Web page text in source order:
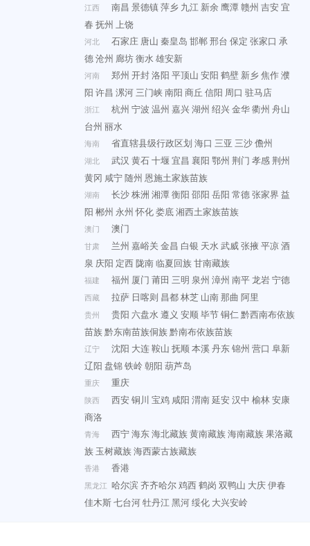
江西 南昌 景德镇萍乡 九江 新余鹰潭赣州 吉安宜
春 抚州 上饶
河北 石家庄 唐山 秦皇岛 邯郸邢台 保定 张家口 承
德沧州 廊坊衡水雄安新
河南 郑州 开封洛阳 平顶山 安阳 鹤壁 新乡焦作濮
阳 许昌 漯河三门峡南阳 商丘 信阳 周口 驻马店
浙江 杭州 宁波 温州 嘉兴湖州 绍兴金华衢州 舟山
台州 丽水
海南 省直辖县级行政区划 海口 三亚 三沙儋州
湖北 武汉 黄石十堰 宜昌 襄阳 鄂州 荆门 孝感荆州
黄冈 咸宁随州 恩施土家族苗族
湖南 长沙株洲 湘潭衡阳 邵阳 岳阳 常德张家界 益
阳 郴州 永州 怀化娄底湘西土家族苗族
澳门 澳门
甘肃 兰州 嘉峪关 金昌 白银 天水武威张掖平凉酒
泉 庆阳 定西陇南临夏回族甘南藏族
福建 福州 厦门 莆田 三明 泉州 漳州 南平龙岩宁德
西藏 拉萨 日喀则 昌都林芝 山南那曲 阿里
贵州 贵阳 六盘水遵义 安顺毕节铜仁黔西南布依族
苗族黔东南苗族侗族黔南布依族苗族
辽宁 沈阳 大连鞍山 抚顺本溪丹东锦州 营口 阜新
辽阳 盘锦铁岭朝阳 葫芦岛
重庆 重庆
陕西 西安铜川 宝鸡 咸阳 渭南延安汉中 榆林安康
商洛
青海 西宁海东海北藏族黄南藏族海南藏族果洛藏
族 玉树藏族海西蒙古族藏族
香港 香港
黑龙江 哈尔滨齐齐哈尔鸡西鹤岗 双鸭山 大庆伊春
佳木斯七台河牡丹江黑河绥化 大兴安岭